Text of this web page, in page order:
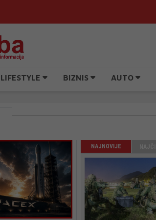
LIFESTYLE BIZNIS AUTO
NAJNOVIJE